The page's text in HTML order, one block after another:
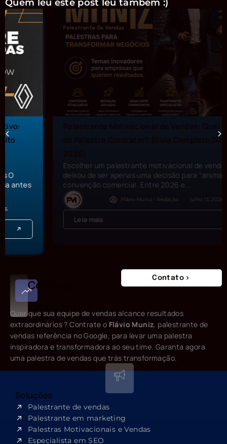
Quem leu este post leu também :)
Palestrante De Vendas
Palestrante Motivacional de Vendas: Qual Tema
de Palestra Contratar? (Guia Completo 2026–
Escolher um palestrante motivacional de vendas
deixou de ser apenas uma decisão para “animar” uma
convenção comercial. Entre 2026 e...
Flávio Muniz - Redação julho 13, 2026
Leia mais
Contrate
Flávio Muniz
Contato
Quer que sua equipe de vendas alcance resultados
extraordinários ? Contrate o Flávio Muniz, palestrante de
vendas referência no Google, para levar uma palestra
inspiradora e transformadora ao seu time. Garanta agora
uma palestra de vendas que trás transformação.
Soluções
Palestrante de vendas
Palestrante em marketing
Palestras Motivacionais e Vendas
Especialista em SEO​